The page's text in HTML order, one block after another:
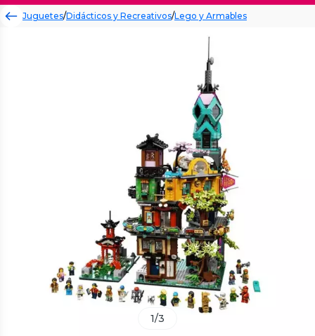
Juguetes/Didácticos y Recreativos/Lego y Armables
1/3